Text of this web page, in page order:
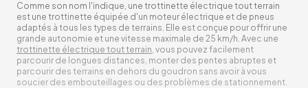
Comme son nom l'indique, une trottinette électrique tout terrain
est une trottinette équipée d'un moteur électrique et de pneus
adaptés à tous les types de terrains. Elle est conçue pour offrir une
grande autonomie et une vitesse maximale de 25 km/h. Avec une
trottinette électrique tout terrain, vous pouvez facilement
parcourir de longues distances, monter des pentes abruptes et
parcourir des terrains en dehors du goudron sans avoir à vous
soucier des embouteillages ou des problèmes de stationnement.